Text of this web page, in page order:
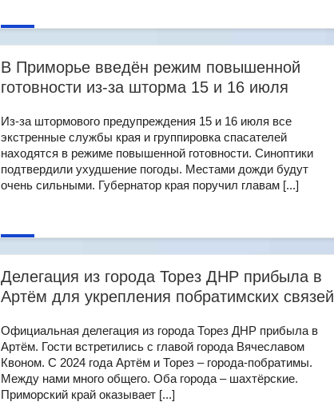
В Приморье введён режим повышенной
готовности из-за шторма 15 и 16 июля
Из-за штормового предупреждения 15 и 16 июля все
экстренные службы края и группировка спасателей
находятся в режиме повышенной готовности. Синоптики
подтвердили ухудшение погоды. Местами дожди будут
очень сильными. Губернатор края поручил главам [...]
Делегация из города Торез ДНР прибыла в
Артём для укрепления побратимских связей
Официальная делегация из города Торез ДНР прибыла в
Артём. Гости встретились с главой города Вячеславом
Квоном. С 2024 года Артём и Торез – города-побратимы.
Между нами много общего. Оба города – шахтёрские.
Приморский край оказывает [...]